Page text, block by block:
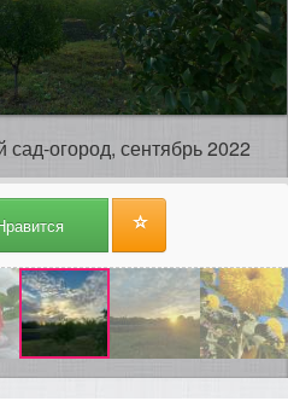
огород, сентябрь 2022